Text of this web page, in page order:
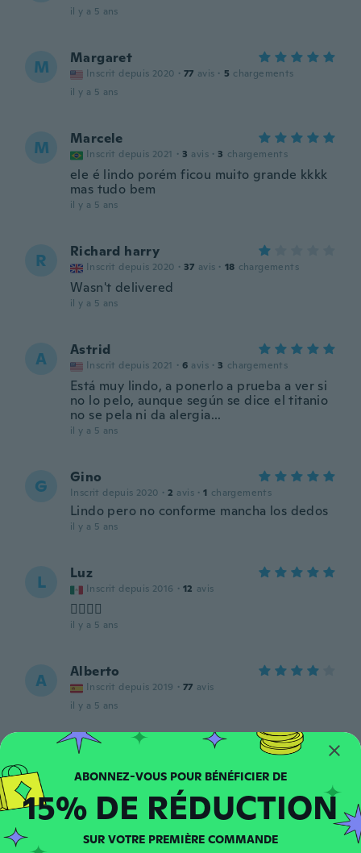
il y a 5 ans
M Margaret
Inscrit depuis 2020 · 77 avis · 5 chargements
il y a 5 ans
M Marcele
Inscrit depuis 2021 · 3 avis · 3 chargements
ele é lindo porém ficou muito grande kkkk
mas tudo bem
il y a 5 ans
R Richard harry
Inscrit depuis 2020 · 37 avis · 18 chargements
Wasn't delivered
il y a 5 ans
A Astrid
Inscrit depuis 2021 · 6 avis · 3 chargements
Está muy lindo, a ponerlo a prueba a ver si
no lo pelo, aunque según se dice el titanio
no se pela ni da alergia...
il y a 5 ans
G Gino
Inscrit depuis 2020 · 2 avis · 1 chargements
Lindo pero no conforme mancha los dedos
il y a 5 ans
L Luz
Inscrit depuis 2016 · 12 avis
👍🏼👍🏼
il y a 5 ans
A Alberto
Inscrit depuis 2019 · 77 avis
il y a 5 ans
Judy
avis
R Roisin
15% DE RÉDUCTION
SUR VOTRE PREMIÈRE COMMANDE